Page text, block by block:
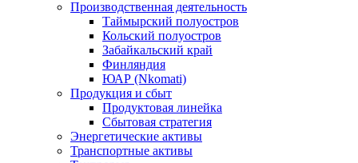
Производственная деятельность
Таймырский полуостров
Кольский полуостров
Забайкальский край
Финляндия
ЮАР (Nkomati)
Продукция и сбыт
Продуктовая линейка
Сбытовая стратегия
Энергетические активы
Транспортные активы